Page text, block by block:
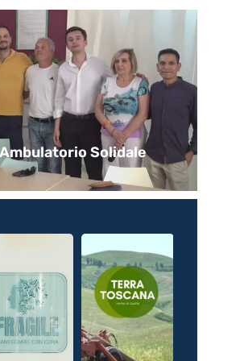
nascosta nel vano
condizionata. Arrestato